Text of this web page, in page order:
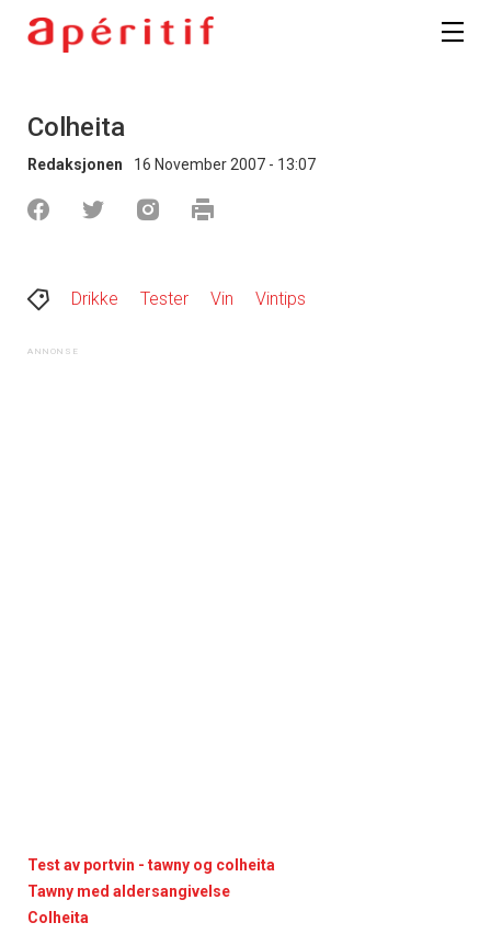
Colheita
Redaksjonen 16 November 2007 - 13:07
Drikke Tester Vin Vintips
Test av portvin - tawny og colheita
Tawny med aldersangivelse
Colheita